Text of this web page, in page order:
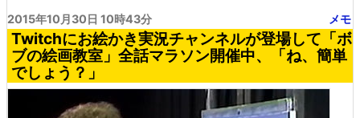
2015年10月30日 10時43分 メモ
Twitchにお絵かき実況チャンネルが登場して「ボ
ブの絵画教室」全話マラソン開催中、「ね、簡単
でしょう？」